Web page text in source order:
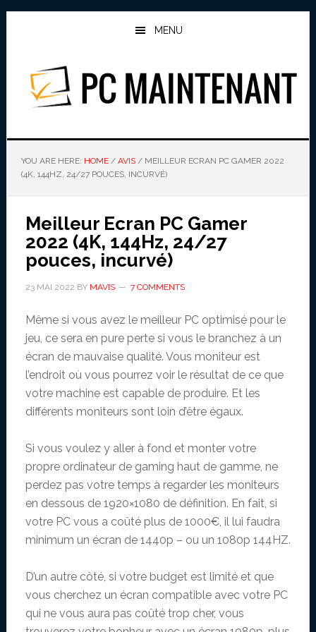
Skip
Skip
MENU
PC MAINTENANT
YOU ARE HERE: HOME / AVIS /MEILLEUR ECRAN PC GAMER 2022
(4K, 144HZ, 24/27 POUCES, INCURVÉ)
Meilleur Ecran PC Gamer
2022 (4K, 144Hz, 24/27
pouces, incurvé)
23 MAI 2022 BY MAVIS 7 COMMENTS
Même si vous avez le meilleur PC optimisé pour le
jeu, ce sera en pure perte si vous le branchez à un
écran de mauvaise qualité. Vous moniteur est
l’endroit où vous pourrez voir le résultat de ce que
votre machine est capable de produire. Et les
différents moniteurs sont loin d’être égaux.
Si vous voulez y aller à fond et monter votre
propre ordinateur de gaming haut de gamme, ne
perdez pas votre temps à regarder les moniteurs
en dessous de 1920×1080 de définition. En fait, si
votre PC vous a coûté plus de 1000€, il lui faudra
minimum un écran de 1440p – ou un 1080p 144HZ.
D’un autre côté, si votre budget est limité et que
vous cherchez un écran compatible avec votre PC
qui ne vous aura pas coûté trop cher, vous